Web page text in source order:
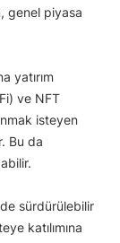
genel piyasa
yatırım
ve NFT
isteyen
Bu da
sürdürülebilir
katılımına